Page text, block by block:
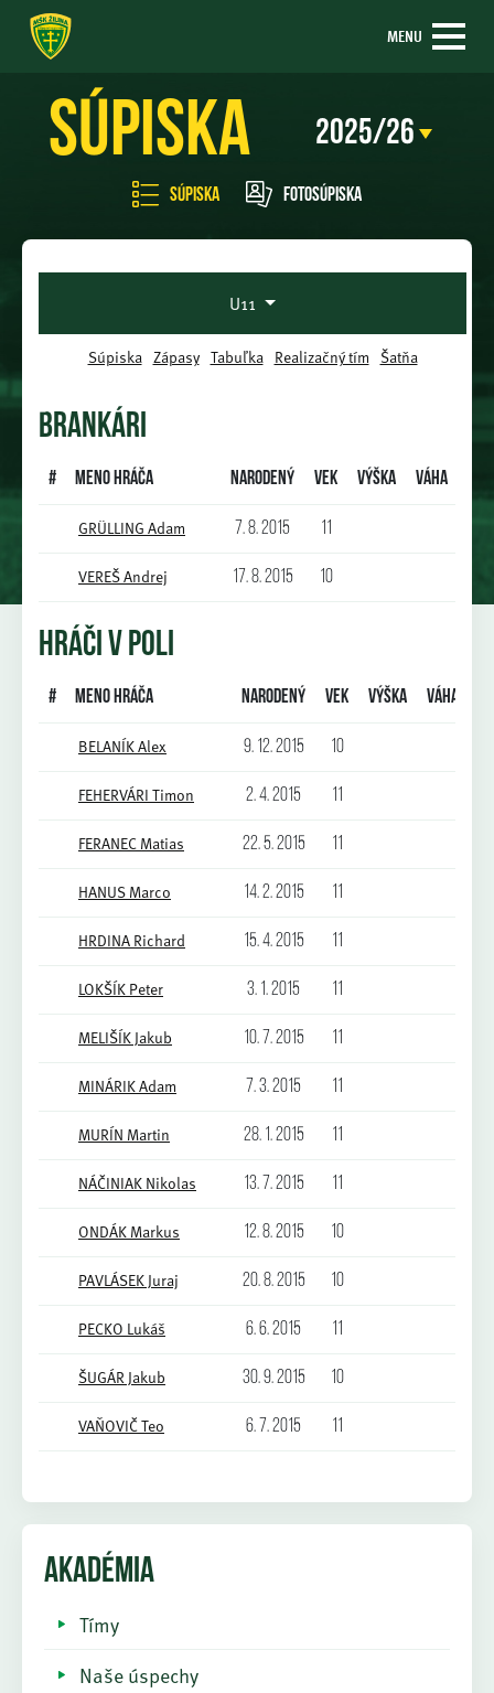
MENU
Súpiska
Súpiska Fotosúpiska
U11
Súpiska Zápasy Tabuľka Realizačný tím Šatňa
BRANKÁRI
# Meno hráča Narodený Vek Výška Váha
GRÜLLING Adam 7. 8. 2015 11
VEREŠ Andrej 17. 8. 2015 10
HRÁČI V POLI
# Meno hráča Narodený Vek Výška Váha
BELANÍK Alex 9. 12. 2015 10
FEHERVÁRI Timon 2. 4. 2015 11
FERANEC Matias 22. 5. 2015 11
HANUS Marco 14. 2. 2015 11
HRDINA Richard 15. 4. 2015 11
LOKŠÍK Peter 3. 1. 2015 11
MELIŠÍK Jakub 10. 7. 2015 11
MINÁRIK Adam 7. 3. 2015 11
MURÍN Martin 28. 1. 2015 11
NÁČINIAK Nikolas 13. 7. 2015 11
ONDÁK Markus 12. 8. 2015 10
PAVLÁSEK Juraj 20. 8. 2015 10
PECKO Lukáš 6. 6. 2015 11
ŠUGÁR Jakub 30. 9. 2015 10
VAŇOVIČ Teo 6. 7. 2015 11
AKADÉMIA
Tímy
Naše úspechy